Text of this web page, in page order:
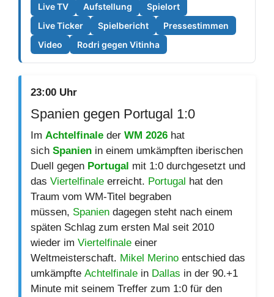
Live TV
Aufstellung
Spielort
Live Ticker
Spielbericht
Pressestimmen
Video
Rodri gegen Vitinha
23:00 Uhr
Spanien gegen Portugal 1:0
Im Achtelfinale der WM 2026 hat
sich Spanien in einem umkämpften iberischen
Duell gegen Portugal mit 1:0 durchgesetzt und
das Viertelfinale erreicht. Portugal hat den
Traum vom WM-Titel begraben
müssen, Spanien dagegen steht nach einem
späten Schlag zum ersten Mal seit 2010
wieder im Viertelfinale einer
Weltmeisterschaft. Mikel Merino entschied das
umkämpfte Achtelfinale in Dallas in der 90.+1
Minute mit seinem Treffer zum 1:0 für den